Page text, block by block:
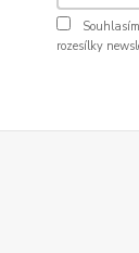
rozesílky